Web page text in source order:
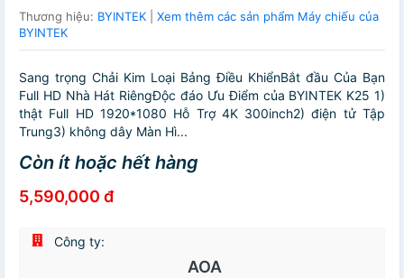
Thương hiệu: BYINTEK
Xem thêm các sản phẩm Máy chiếu của
BYINTEK
Sang trọng Chải Kim Loại Bảng Điều KhiểnBắt đầu Của Bạn
Full HD Nhà Hát RiêngĐộc đáo Ưu Điểm của BYINTEK K25 1)
thật Full HD 1920*1080 Hỗ Trợ 4K 300inch2) điện tử Tập
Trung3) không dây Màn Hì...
Còn ít hoặc hết hàng
5,590,000 đ
Công ty:
AOA